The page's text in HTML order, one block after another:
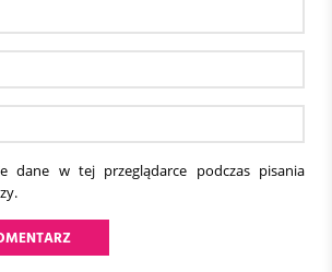
dane w tej przeglądarce podczas pisania